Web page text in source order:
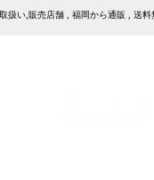
扱い,販売店舗 , 福岡から通販 , 送料